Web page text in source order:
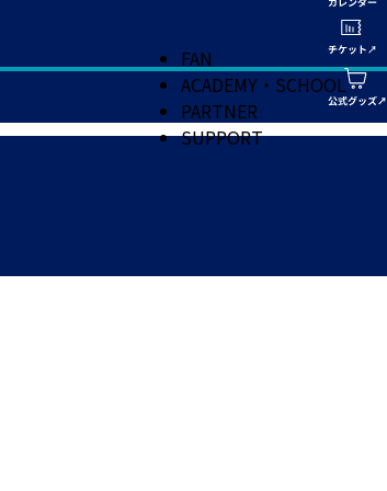
FAN
ACADEMY・SCHOOL
PARTNER
SUPPORT